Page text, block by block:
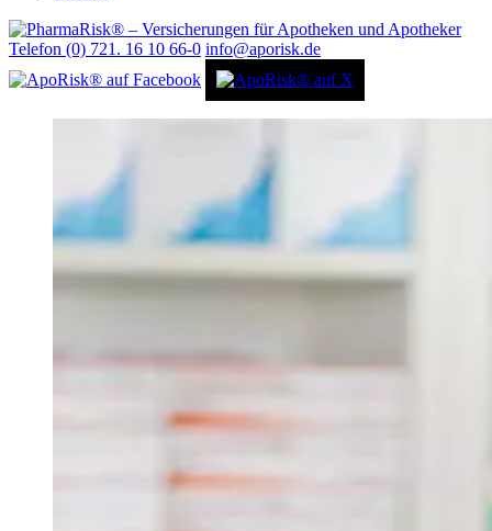
Telefon (0) 721. 16 10 66-0 info@aporisk.de